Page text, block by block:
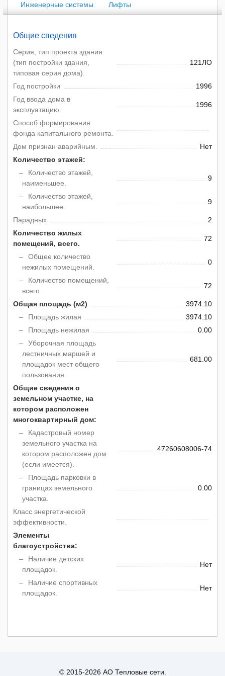
Инженерные системы Лифты
Общие сведения
Серия, тип проекта здания
(тип постройки здания,
типовая серия дома).
121ЛО
Год постройки
1996
Год ввода дома в
эксплуатацию.
1996
Способ формирования
фонда капитального ремонта.
Дом признан аварийным.
Нет
Количество этажей:
Количество этажей,
наименьшее.
9
Количество этажей,
наибольшее.
9
Парадных
2
Количество жилых
помещений, всего.
72
Общее количество
нежилых помещений.
0
Количество помещений,
всего.
72
Общая площадь (м2)
3974.10
Площадь жилая
3974.10
Площадь нежилая
0.00
Уборочная площадь
лестничных маршей и
площадок мест общего
пользования.
681.00
Общие сведения о
земельном участке, на
котором расположен
многоквартирный дом:
Кадастровый номер
земельного участка на
котором расположен дом
(если имеется).
47260608006-74
Площадь парковки в
границах земельного
участка.
0.00
Класс энергетической
эффективности.
Элементы
благоустройства:
Наличие детских
площадок.
Нет
Наличие спортивных
площадок.
Нет
© 2015-2026 АО Тепловые сети.